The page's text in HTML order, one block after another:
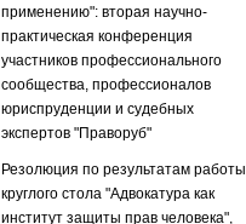
применению": вторая научно-
практическая конференция
участников профессионального
сообщества, профессионалов
юриспруденции и судебных
экспертов "Праворуб"
Резолюция по результатам работы
круглого стола "Адвокатура как
институт защиты прав человека",